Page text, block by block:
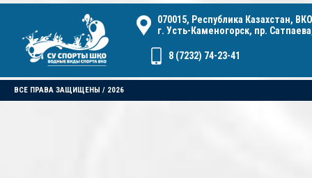
070015, Республика Казахстан,
г. Усть-Каменогорск, пр.
8 (7232) 74-23-41
ВСЕ ПРАВА ЗАЩИЩЕНЫ / 2026